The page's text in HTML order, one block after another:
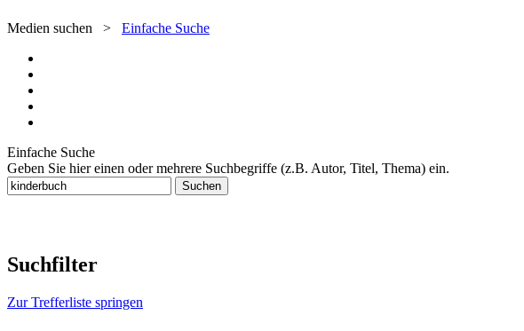
Medien suchen > Einfache Suche
Einfache Suche
Geben Sie hier einen oder mehrere Suchbegriffe (z.B. Autor, Titel, Thema) ein.
Suchfilter
Zur Trefferliste springen